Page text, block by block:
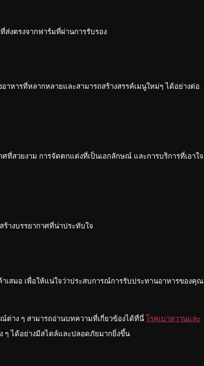
ส่งตรงจากฟาร์มที่ผ่านการรับรอง
หารที่หลากหลายและสามารถสร้างสรรค์เมนูใหม่ๆ ได้อย่างต่อ
ที่สวยงาม การจัดตกแต่งที่เป็นเอกลักษณ์ และการบริการที่เอาใจ
างบรรยากาศที่น่าประทับใจ
เสมอ เพื่อให้แน่ใจว่าประสบการณ์การรับประทานอาหารของคุณ
ต่าง ๆ สามารถอ่านบทความที่เกี่ยวข้องได้ที่นี่ โรคเบาหวานและ
ๆ ได้อย่างมีสไตล์และปลอดภัยมากยิ่งขึ้น